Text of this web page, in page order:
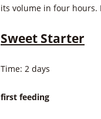
its volume in four hours.
Sweet Starter
Time: 2 days
first feeding